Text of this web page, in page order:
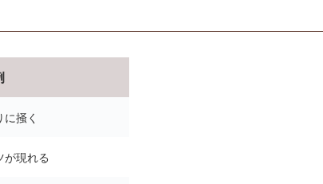
掻く
が現れる